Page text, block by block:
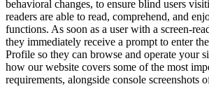
behavioral changes, to ensure blind users
readers are able to read, comprehend, and
functions. As soon as a user with a screen-
they immediately receive a prompt to enter
Profile so they can browse and operate your
how our website covers some of the most
requirements, alongside console screenshots